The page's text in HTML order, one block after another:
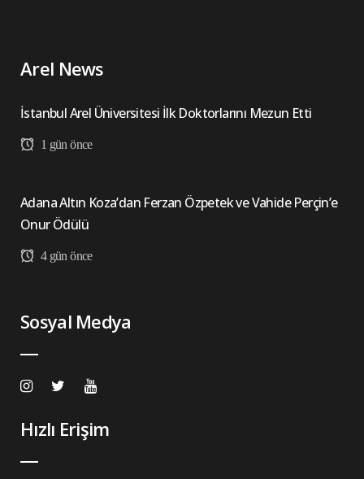
Arel News
İstanbul Arel Üniversitesi İlk Doktorlarını Mezun Etti
1 gün önce
Adana Altın Koza’dan Ferzan Özpetek ve Vahide Perçin’e
Onur Ödülü
4 gün önce
Sosyal Medya
Hızlı Erişim